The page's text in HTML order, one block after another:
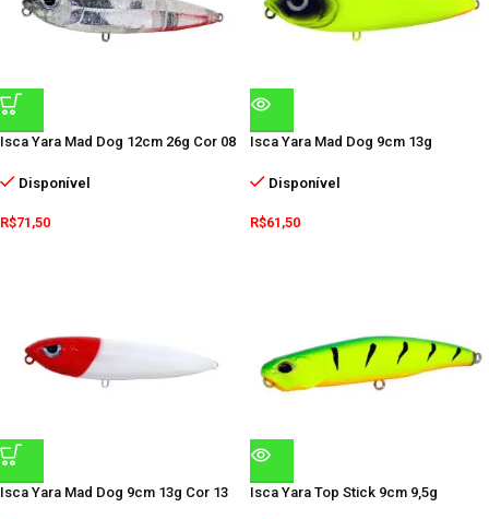
Isca Yara Mad Dog 12cm 26g Cor 08
Disponível
R$71,50
Isca Yara Mad Dog 9cm 13g
Disponível
R$61,50
Isca Yara Mad Dog 9cm 13g Cor 13 Isca Yara Top Stick 9cm 9,5g